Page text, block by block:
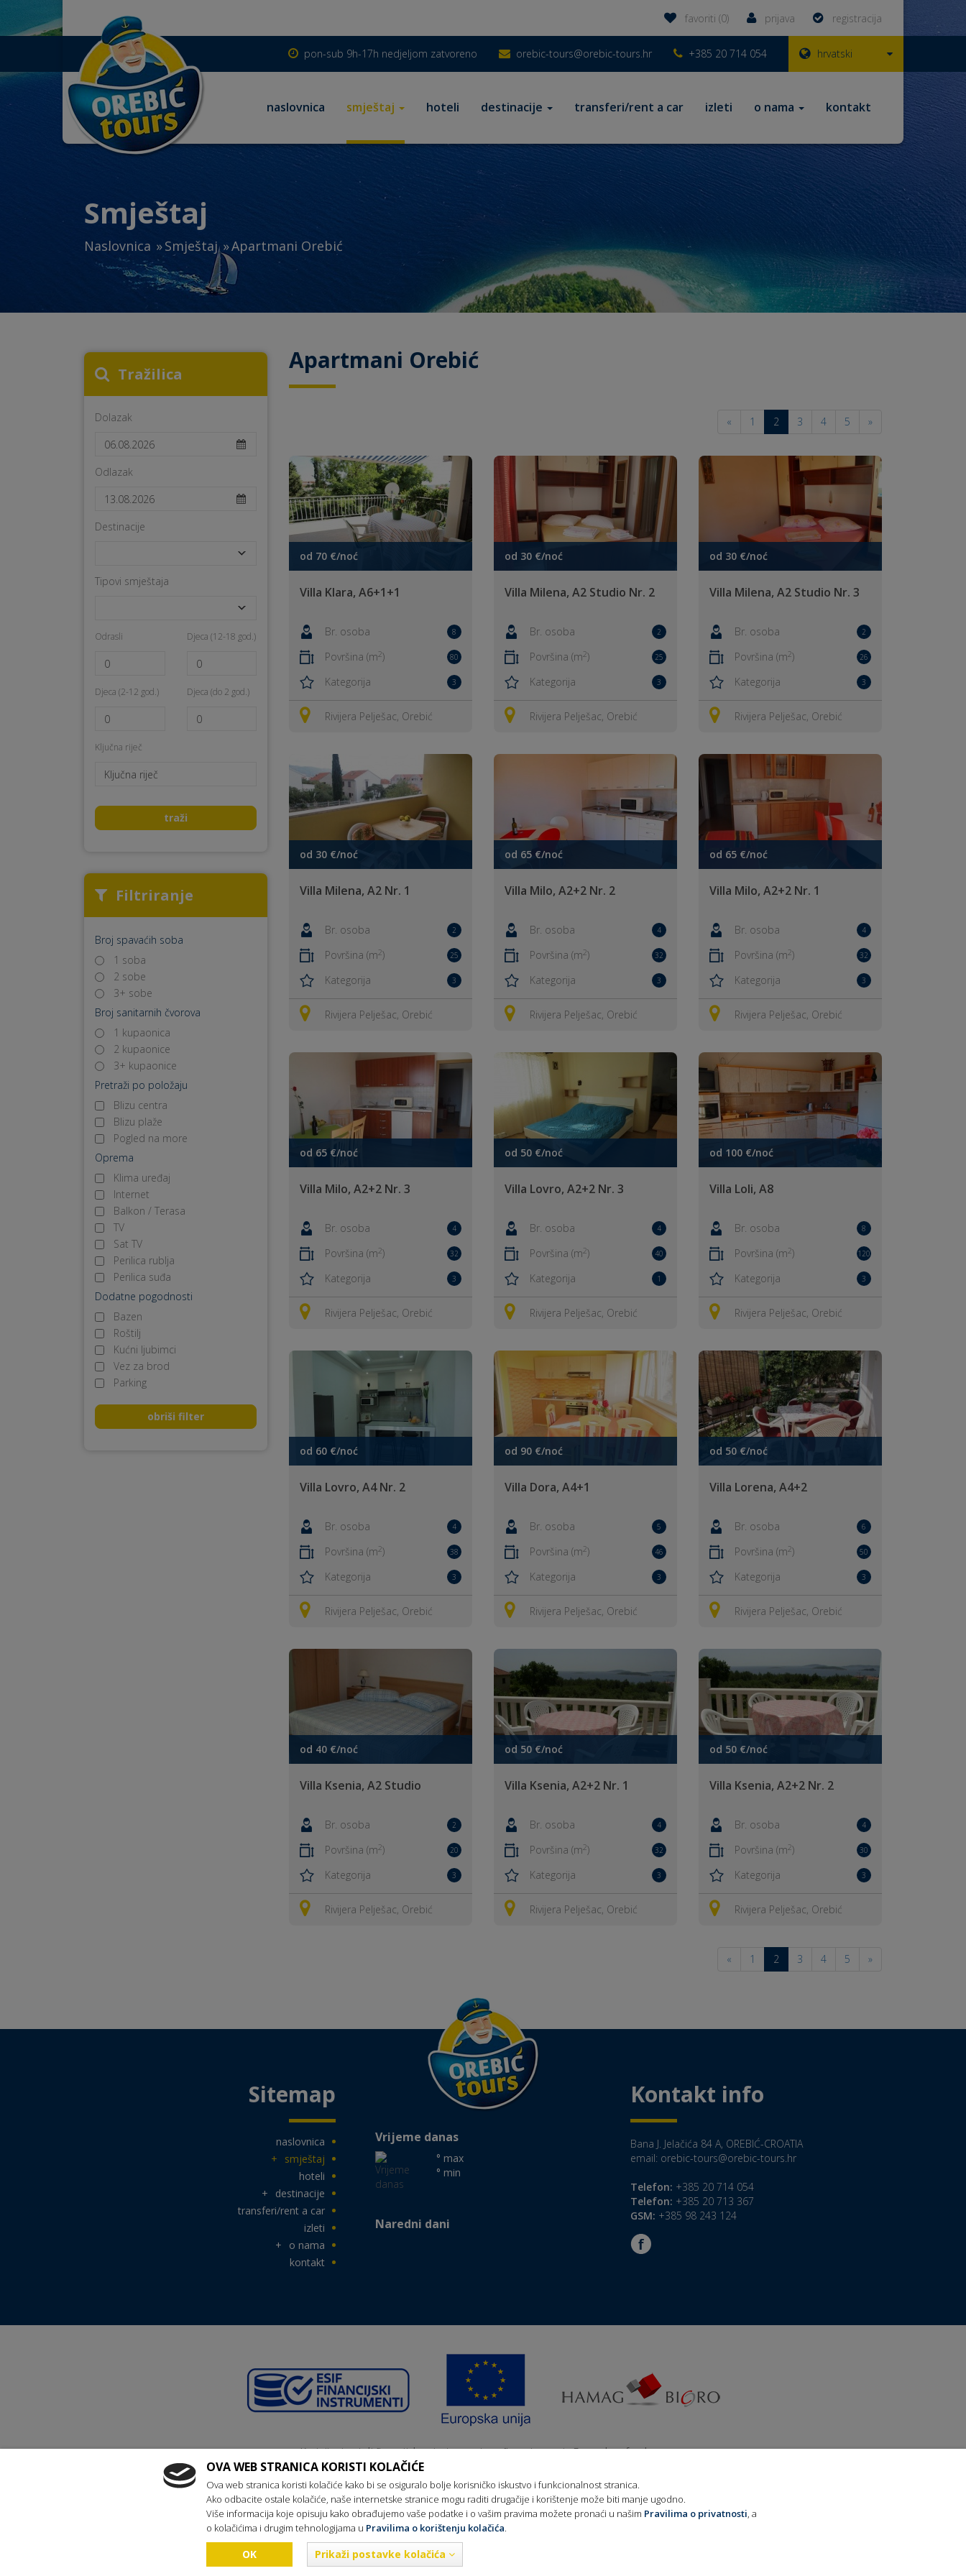
registracija
prijava
favoriti (0)
hrvatski
+385 20 714 054
orebic-tours@orebic-tours.hr
pon-sub 9h-17h nedjeljom zatvoreno
naslovnica smještaj hoteli destinacije transferi/rent a car izleti o nama kontakt
Smještaj
Naslovnica Smještaj Apartmani Orebić
Apartmani Orebić
« 1 2 3 4 5 »
od 70 €/noć
Villa Klara, A6+1+1
Br. osoba 8
Površina (m2) 80
Kategorija 3
Rivijera Pelješac, Orebić
od 30 €/noć
Villa Milena, A2 Studio Nr. 2
Br. osoba 2
Površina (m2) 25
Kategorija 3
Rivijera Pelješac, Orebić
od 30 €/noć
Villa Milena, A2 Studio Nr. 3
Br. osoba 2
Površina (m2) 26
Kategorija 3
Rivijera Pelješac, Orebić
od 30 €/noć
Villa Milena, A2 Nr. 1
Br. osoba 2
Površina (m2) 25
Kategorija 3
Rivijera Pelješac, Orebić
od 65 €/noć
Villa Milo, A2+2 Nr. 2
Br. osoba 4
Površina (m2) 32
Kategorija 3
Rivijera Pelješac, Orebić
od 65 €/noć
Villa Milo, A2+2 Nr. 1
Br. osoba 4
Površina (m2) 32
Kategorija 3
Rivijera Pelješac, Orebić
od 65 €/noć
Villa Milo, A2+2 Nr. 3
Br. osoba 4
Površina (m2) 32
Kategorija 3
Rivijera Pelješac, Orebić
od 50 €/noć
Villa Lovro, A2+2 Nr. 3
Br. osoba 4
Površina (m2) 40
Kategorija 1
Rivijera Pelješac, Orebić
od 100 €/noć
Villa Loli, A8
Br. osoba 8
Površina (m2) 120
Kategorija 3
Rivijera Pelješac, Orebić
od 60 €/noć
Villa Lovro, A4 Nr. 2
Br. osoba 4
Površina (m2) 38
Kategorija 3
Rivijera Pelješac, Orebić
od 90 €/noć
Villa Dora, A4+1
Br. osoba 5
Površina (m2) 46
Kategorija 3
Rivijera Pelješac, Orebić
od 50 €/noć
Villa Lorena, A4+2
Br. osoba 6
Površina (m2) 50
Kategorija 3
Rivijera Pelješac, Orebić
od 40 €/noć
Villa Ksenia, A2 Studio
Br. osoba 2
Površina (m2) 20
Kategorija 3
Rivijera Pelješac, Orebić
od 50 €/noć
Villa Ksenia, A2+2 Nr. 1
Br. osoba 4
Površina (m2) 32
Kategorija 3
Rivijera Pelješac, Orebić
od 50 €/noć
Villa Ksenia, A2+2 Nr. 2
Br. osoba 4
Površina (m2) 30
Kategorija 3
Rivijera Pelješac, Orebić
« 1 2 3 4 5 »
Tražilica
Dolazak
Odlazak
Destinacije
Tipovi smještaja
Odrasli Djeca (12-18 god.)
Djeca (2-12 god.) Djeca (do 2 god.)
Ključna riječ
traži
Filtriranje
Broj spavaćih soba
1 soba
2 sobe
3+ sobe
Broj sanitarnih čvorova
1 kupaonica
2 kupaonice
3+ kupaonice
Pretraži po položaju
Blizu centra
Blizu plaže
Pogled na more
Oprema
Klima uređaj
Internet
Balkon / Terasa
TV
Sat TV
Perilica rublja
Perilica suđa
Dodatne pogodnosti
Bazen
Roštilj
Kućni ljubimci
Vez za brod
Parking
obriši filter
Vrijeme danas
° max
° min
Naredni dani
Sitemap
naslovnica
smještaj
+
hoteli
destinacije
+
transferi/rent a car
izleti
o nama
+
kontakt
Kontakt info
Bana J. Jelačića 84 A, OREBIĆ-CROATIA
email: orebic-tours@orebic-tours.hr
Telefon: +385 20 714 054
Telefon: +385 20 713 367
GSM: +385 98 243 124
Krajnji primatelj ﬁnancijskog instrumenta suﬁnanciranog iz Europskog fonda za
regionalni razvoj u sklopu Operativnog programa „Konkurentnost i kohezija“
Pravila privatnosti Pravila o korištenju kolačića
Copyright © 2016 OREBIĆ TOURS Sva prava zadržana, Izrada web stranica za turističke agencije: Lupus Art Net
OVA WEB STRANICA KORISTI KOLAČIĆE
Ova web stranica koristi kolačiće kako bi se osiguralo bolje korisničko iskustvo i funkcionalnost stranica.
Ako odbacite ostale kolačiće, naše internetske stranice mogu raditi drugačije i korištenje može biti manje ugodno.
Više informacija koje opisuju kako obrađujemo vaše podatke i o vašim pravima možete pronaći u našim Pravilima o privatnosti, a
o kolačićima i drugim tehnologijama u Pravilima o korištenju kolačića.
OK Prikaži postavke kolačića